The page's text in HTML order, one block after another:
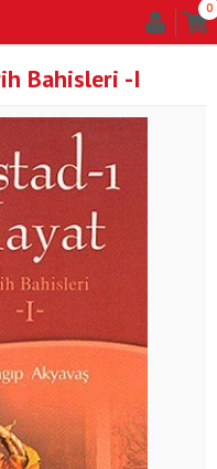
0
Bahisleri -I